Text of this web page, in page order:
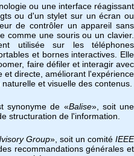
ou une interface réagissant
ou d'un stylet sur un écran ou
de contrôler un appareil sans
comme une souris ou un clavier.
utilisée sur les téléphones
et bornes interactives. Elle
faire défiler et interagir avec
et directe, améliorant l'expérience
et visuelle des contenus.
synonyme de «Balise», soit une
structuration de l'information.
Group», soit un comité IEEE
recommandations générales et